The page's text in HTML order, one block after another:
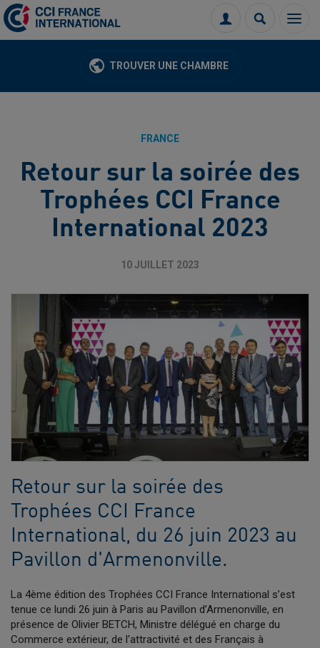
Menu
Connexion
TROUVER UNE CHAMBRE
FRANCE
Retour sur la soirée des
Trophées CCI France
International 2023
10 JUILLET 2023
Retour sur la soirée des
Trophées CCI France
International, du 26 juin 2023 au
Pavillon d'Armenonville.
La 4ème édition des Trophées CCI France International s’est
tenue ce lundi 26 juin à Paris au Pavillon d’Armenonville, en
présence de Olivier BETCH, Ministre délégué en charge du
Commerce extérieur, de l'attractivité et des Français à